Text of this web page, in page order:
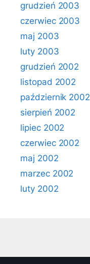
grudzień 2003
czerwiec 2003
maj 2003
luty 2003
grudzień 2002
listopad 2002
październik 2002
sierpień 2002
lipiec 2002
czerwiec 2002
maj 2002
marzec 2002
luty 2002